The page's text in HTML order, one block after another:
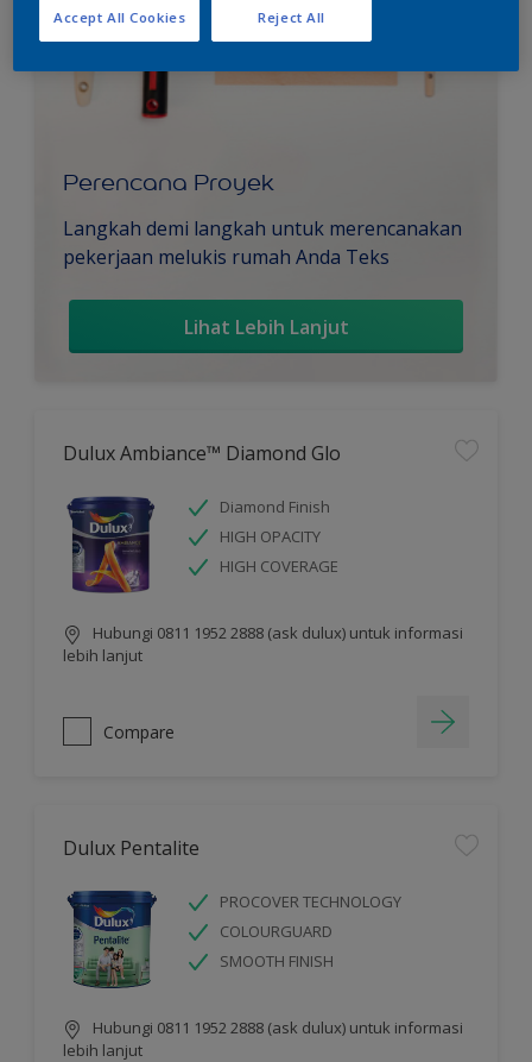
Perencana Proyek
Langkah demi langkah untuk merencanakan
pekerjaan melukis rumah Anda Teks
Lihat Lebih Lanjut
Dulux Ambiance™ Diamond Glo
Diamond Finish
HIGH OPACITY
HIGH COVERAGE
Hubungi 0811 1952 2888 (ask dulux) untuk informasi
lebih lanjut
Compare
Dulux Pentalite
PROCOVER TECHNOLOGY
COLOURGUARD
SMOOTH FINISH
Hubungi 0811 1952 2888 (ask dulux) untuk informasi
lebih lanjut
Reject All
Accept All Cookies